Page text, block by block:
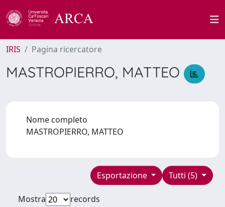
IRIS Pagina ricercatore
MASTROPIERRO, MATTEO
Nome completo
MASTROPIERRO, MATTEO
Tutti (5)
Esportazione
Mostra
records